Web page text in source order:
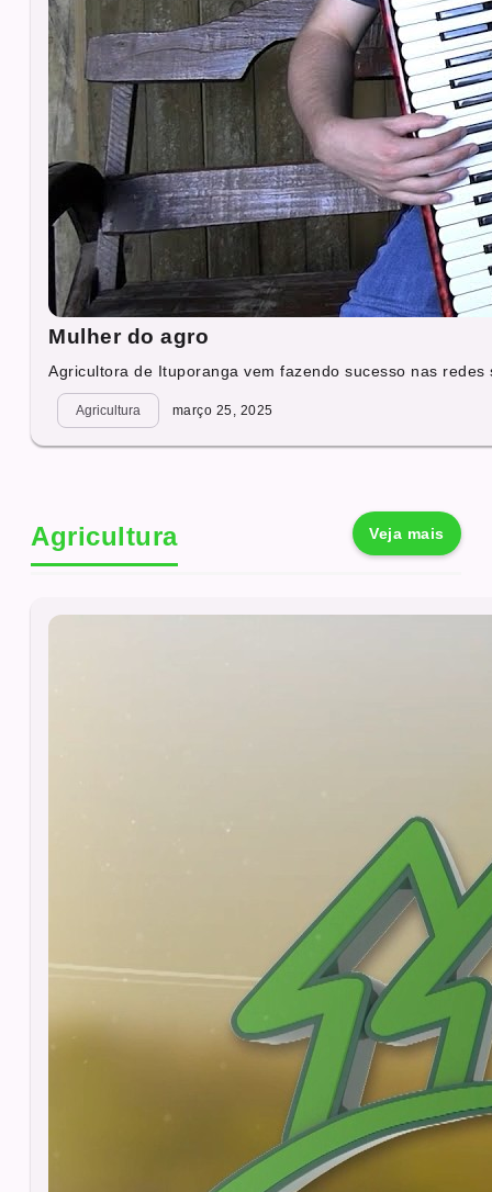
Mulher do agro
Agricultora de Ituporanga vem fazendo sucesso nas redes
Agricultura março 25, 2025
Agricultura Veja mais